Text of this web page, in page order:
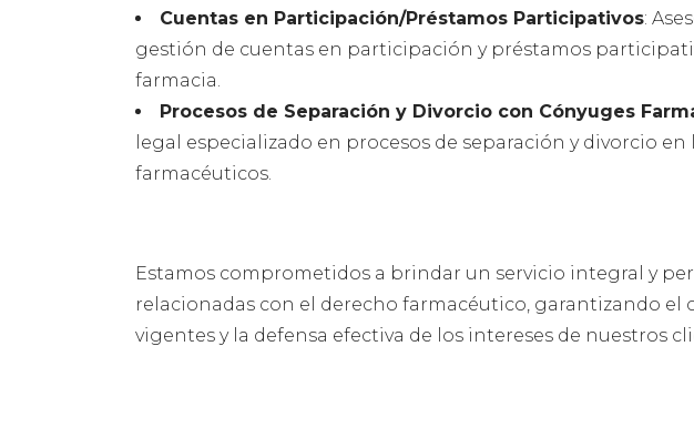
Cuentas en Participación/Préstamos Participativos:
gestión de cuentas en participación y préstamos
farmacia.
Procesos de Separación y Divorcio con Cónyuges
legal especializado en procesos de separación y divorcio
farmacéuticos.
Estamos comprometidos a brindar un servicio integral y
relacionadas con el derecho farmacéutico, garantizando
vigentes y la defensa efectiva de los intereses de nuestros